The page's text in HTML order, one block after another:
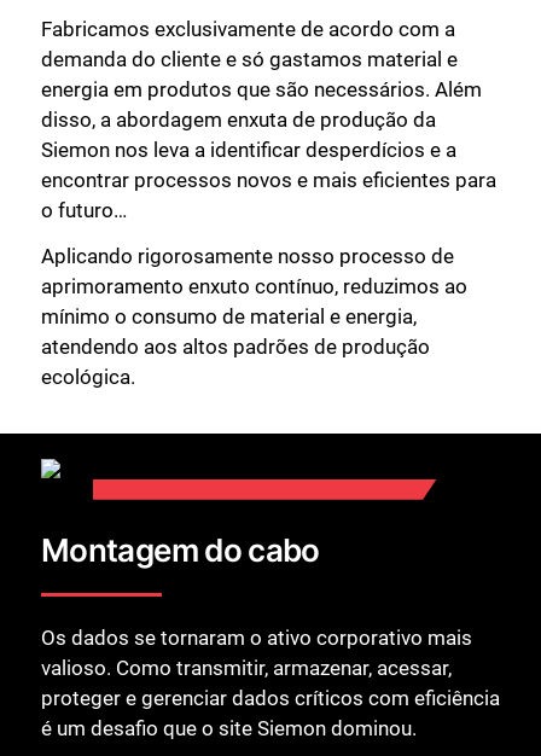
Fabricamos exclusivamente de acordo com a
demanda do cliente e só gastamos material e
energia em produtos que são necessários. Além
disso, a abordagem enxuta de produção da
Siemon nos leva a identificar desperdícios e a
encontrar processos novos e mais eficientes para
o futuro…
Aplicando rigorosamente nosso processo de
aprimoramento enxuto contínuo, reduzimos ao
mínimo o consumo de material e energia,
atendendo aos altos padrões de produção
ecológica.
Montagem do cabo
Os dados se tornaram o ativo corporativo mais
valioso. Como transmitir, armazenar, acessar,
proteger e gerenciar dados críticos com eficiência
é um desafio que o site Siemon dominou.